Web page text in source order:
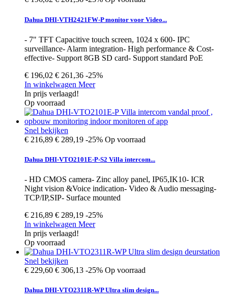
Dahua DHI-VTH2421FW-P monitor voor Video...
- 7" TFT Capacitive touch screen, 1024 x 600- IPC
surveillance- Alarm integration- High performance & Cost-
effective- Support 8GB SD card- Support standard PoE
€ 196,02 € 261,36 -25%
In winkelwagen Meer
In prijs verlaagd!
Op voorraad
Snel bekijken
€ 216,89 € 289,19 -25% Op voorraad
Dahua DHI-VTO2101E-P-S2 Villa intercom...
- HD CMOS camera- Zinc alloy panel, IP65,IK10- ICR
Night vision &Voice indication- Video & Audio messaging-
TCP/IP,SIP- Surface mounted
€ 216,89 € 289,19 -25%
In winkelwagen Meer
In prijs verlaagd!
Op voorraad
Snel bekijken
€ 229,60 € 306,13 -25% Op voorraad
Dahua DHI-VTO2311R-WP Ultra slim design...